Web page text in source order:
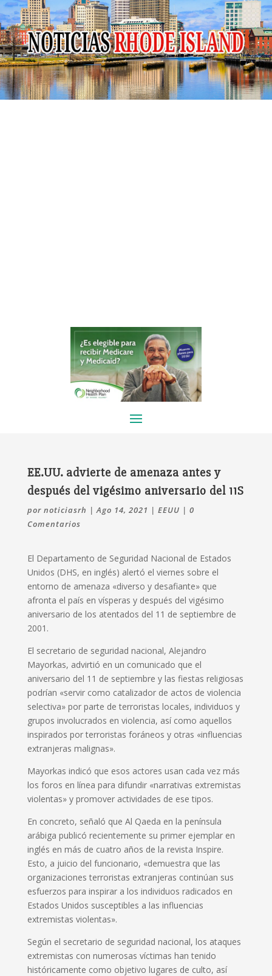
EE.UU. advierte de amenaza antes y
después del vigésimo aniversario del 11S
por noticiasrh | Ago 14, 2021 | EEUU | 0
Comentarios
El Departamento de Seguridad Nacional de Estados
Unidos (DHS, en inglés) alertó el viernes sobre el
entorno de amenaza «diverso y desafiante» que
afronta el país en vísperas y después del vigésimo
aniversario de los atentados del 11 de septiembre de
2001.
El secretario de seguridad nacional, Alejandro
Mayorkas, advirtió en un comunicado que el
aniversario del 11 de septiembre y las fiestas religiosas
podrían «servir como catalizador de actos de violencia
selectiva» por parte de terroristas locales, individuos y
grupos involucrados en violencia, así como aquellos
inspirados por terroristas foráneos y otras «influencias
extranjeras malignas».
Mayorkas indicó que esos actores usan cada vez más
los foros en línea para difundir «narrativas extremistas
violentas» y promover actividades de ese tipos.
En concreto, señaló que Al Qaeda en la península
arábiga publicó recientemente su primer ejemplar en
inglés en más de cuatro años de la revista Inspire.
Esto, a juicio del funcionario, «demuestra que las
organizaciones terroristas extranjeras continúan sus
esfuerzos para inspirar a los individuos radicados en
Estados Unidos susceptibles a las influencias
extremistas violentas».
Según el secretario de seguridad nacional, los ataques
extremistas con numerosas víctimas han tenido
históricamente como objetivo lugares de culto, así